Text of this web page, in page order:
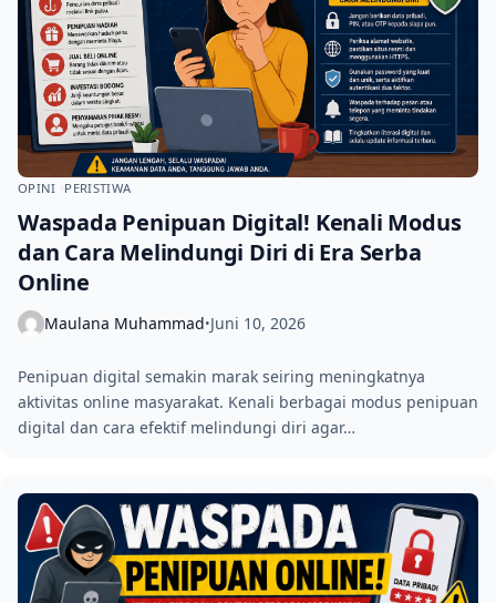
OPINI PERISTIWA
Waspada Penipuan Digital! Kenali Modus
dan Cara Melindungi Diri di Era Serba
Online
Maulana Muhammad•Juni 10, 2026
Penipuan digital semakin marak seiring meningkatnya
aktivitas online masyarakat. Kenali berbagai modus penipuan
digital dan cara efektif melindungi diri agar…